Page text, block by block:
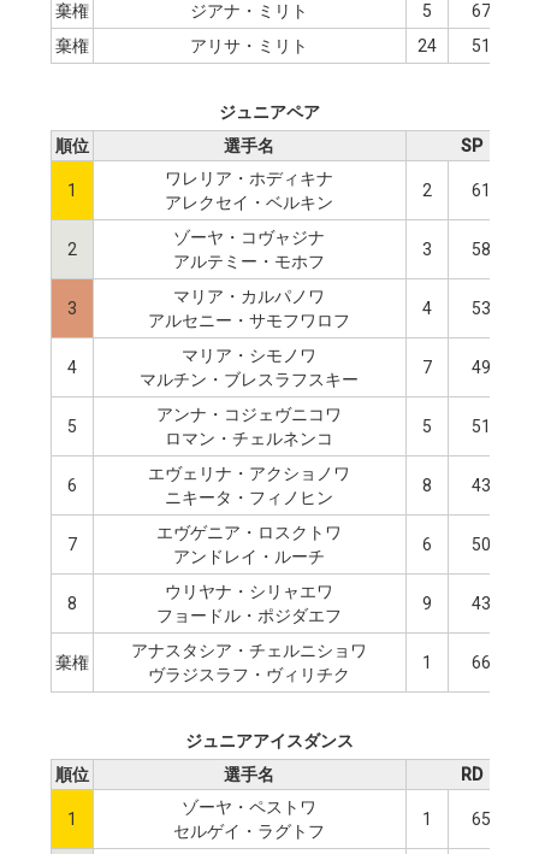
棄権
ジアナ・ミリト 5
67.96
棄権
アリサ・ミリト 24 51.72
ジュニアペア
順位
選手名 SP
1
ワレリア・ホディキナ
アレクセイ・ベルキン
2 61.94
2
ゾーヤ・コヴャジナ
アルテミー・モホフ
3 58.20
3
マリア・カルパノワ
アルセニー・サモフワロフ
4 53.50
4
マリア・シモノワ
マルチン・ブレスラフスキー
7 49.52
5
アンナ・コジェヴニコワ
ロマン・チェルネンコ
5 51.70
6
エヴェリナ・アクショノワ
ニキータ・フィノヒン
8 43.98
7
エヴゲニア・ロスクトワ
アンドレイ・ルーチ
6 50.92
8
ウリヤナ・シリャエワ
フョードル・ポジダエフ
9 43.76
棄権
アナスタシア・チェルニショワ
ヴラジスラフ・ヴィリチク
1 66.61
ジュニアアイスダンス
順位
選手名 RD
1
ゾーヤ・ペストワ
セルゲイ・ラグトフ
1 65.98